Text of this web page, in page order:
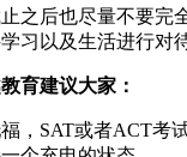
后也尽量不要完全
习以及生活进行对
育建议大家：
SAT或者ACT考试